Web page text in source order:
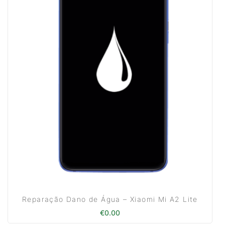
Reparação Dano de Água – Xiaomi Mi A2 Lite
€0.00